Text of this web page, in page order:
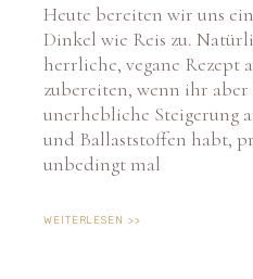
Heute bereiten wir uns
Dinkel wie Reis zu.
herrliche, vegane Rezept
zubereiten, wenn ihr
unerhebliche Steigerung
und Ballaststoffen habt,
unbedingt mal
WEITERLESEN >>